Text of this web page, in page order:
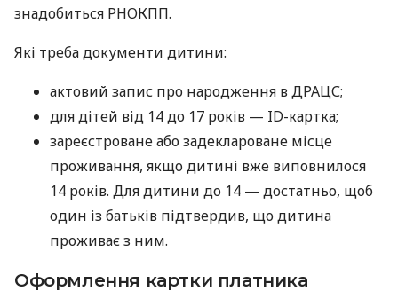
знадобиться РНОКПП.
Які треба документи дитини:
актовий запис про народження в ДРАЦС;
для дітей від 14 до 17 років — ID-картка;
зареєстроване або задеклароване місце
проживання, якщо дитині вже виповнилося
14 років. Для дитини до 14 — достатньо, щоб
один із батьків підтвердив, що дитина
проживає з ним.
Оформлення картки платника